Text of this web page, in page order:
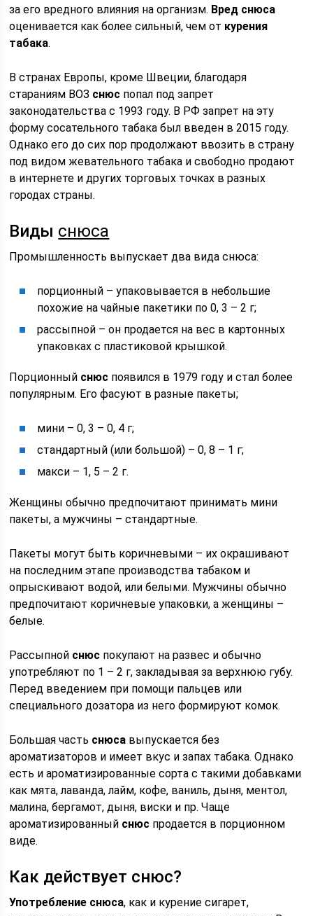
за его вредного влияния на организм. Вред снюса
оценивается как более сильный, чем от курения
табака.
В странах Европы, кроме Швеции, благодаря
стараниям ВОЗ снюс попал под запрет
законодательства с 1993 году. В РФ запрет на эту
форму сосательного табака был введен в 2015 году.
Однако его до сих пор продолжают ввозить в страну
под видом жевательного табака и свободно продают
в интернете и других торговых точках в разных
городах страны.
Виды снюса
Промышленность выпускает два вида снюса:
порционный – упаковывается в небольшие
похожие на чайные пакетики по 0, 3 – 2 г;
рассыпной – он продается на вес в картонных
упаковках с пластиковой крышкой.
Порционный снюс появился в 1979 году и стал более
популярным. Его фасуют в разные пакеты;
мини – 0, 3 – 0, 4 г;
стандартный (или большой) – 0, 8 – 1 г;
макси – 1, 5 – 2 г.
Женщины обычно предпочитают принимать мини
пакеты, а мужчины – стандартные.
Пакеты могут быть коричневыми – их окрашивают
на последним этапе производства табаком и
опрыскивают водой, или белыми. Мужчины обычно
предпочитают коричневые упаковки, а женщины –
белые.
Рассыпной снюс покупают на развес и обычно
употребляют по 1 – 2 г, закладывая за верхнюю губу.
Перед введением при помощи пальцев или
специального дозатора из него формируют комок.
Большая часть снюса выпускается без
ароматизаторов и имеет вкус и запах табака. Однако
есть и ароматизированные сорта с такими добавками
как мята, лаванда, лайм, кофе, ваниль, дыня, ментол,
малина, бергамот, дыня, виски и пр. Чаще
ароматизированный снюс продается в порционном
виде.
Как действует снюс?
Употребление снюса, как и курение сигарет,